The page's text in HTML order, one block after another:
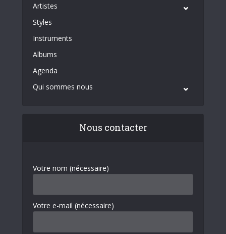
Artistes
Styles
Instruments
Albums
Agenda
Qui sommes nous
Nous contacter
Votre nom (nécessaire)
Votre e-mail (nécessaire)